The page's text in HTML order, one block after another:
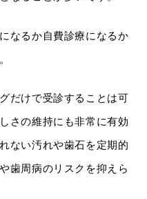
なるか自費診療になるか
だけで受診することは可
さの維持にも非常に有効
ない汚れや歯石を定期的
歯周病のリスクを抑えら